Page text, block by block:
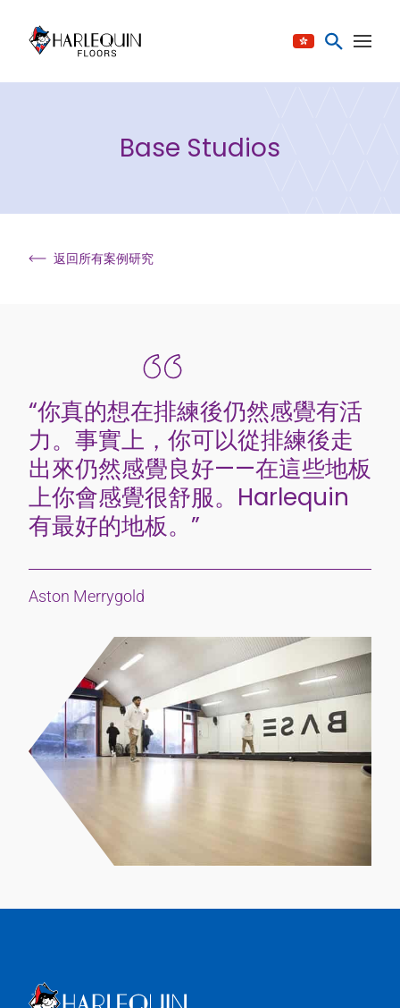
Base Studios
返回所有案例研究
“你真的想在排練後仍然感覺有活
力。事實上，你可以從排練後走
出來仍然感覺良好——在這些地板
上你會感覺很舒服。Harlequin
有最好的地板。”
Aston Merrygold